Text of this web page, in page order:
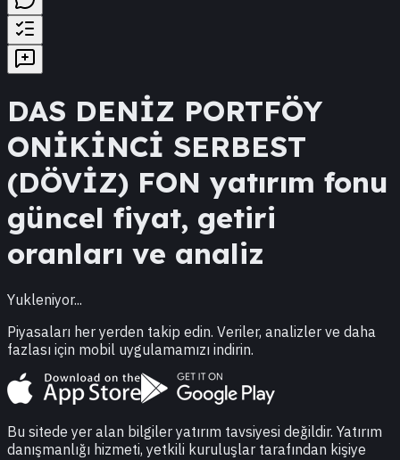
DAS DENİZ PORTFÖY
ONİKİNCİ SERBEST
(DÖVİZ) FON yatırım fonu
güncel fiyat, getiri
oranları ve analiz
Yukleniyor...
Piyasaları her yerden takip edin. Veriler, analizler ve daha
fazlası için mobil uygulamamızı indirin.
Bu sitede yer alan bilgiler yatırım tavsiyesi değildir. Yatırım
danışmanlığı hizmeti, yetkili kuruluşlar tarafından kişiye